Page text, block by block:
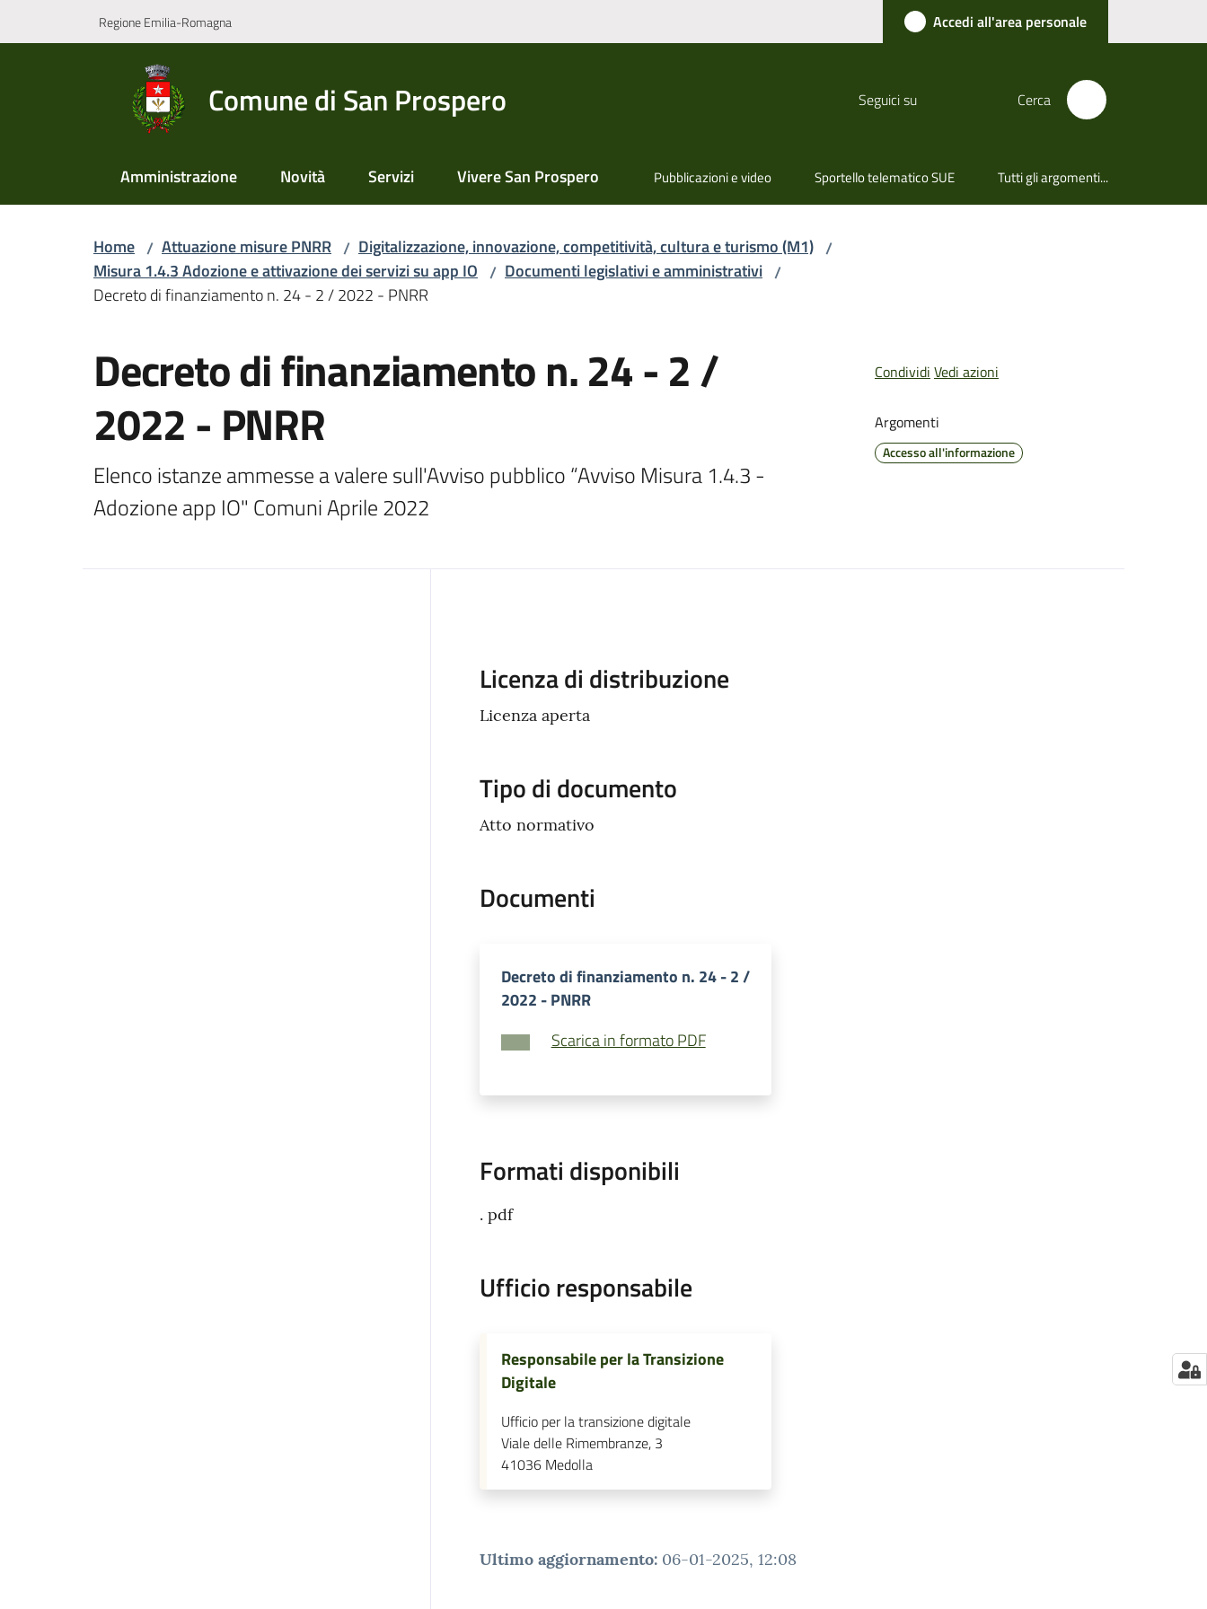
Regione Emilia-Romagna Accedi all'area personale
Comune di San Prospero Seguici su Cerca
Amministrazione Novità Servizi Vivere San Prospero Pubblicazioni e video Sportello telematico SUE Tutti gli argomenti...
Home / Attuazione misure PNRR / Digitalizzazione, innovazione, competitività, cultura e turismo (M1) /
Misura 1.4.3 Adozione e attivazione dei servizi su app IO / Documenti legislativi e amministrativi /
Decreto di finanziamento n. 24 - 2 / 2022 - PNRR
Decreto di finanziamento n. 24 - 2 /
2022 - PNRR
Elenco istanze ammesse a valere sull'Avviso pubblico “Avviso Misura 1.4.3 -
Adozione app IO" Comuni Aprile 2022
Condividi Vedi azioni
Argomenti
Accesso all'informazione
Descrizione
Licenza di distribuzione
Licenza aperta
Tipo di documento
Atto normativo
Documenti
Decreto di finanziamento n. 24 - 2 /
2022 - PNRR
Scarica in formato PDF
Formati disponibili
. pdf
Ufficio responsabile
Responsabile per la Transizione
Digitale
Ufficio per la transizione digitale
Viale delle Rimembranze, 3
41036 Medolla
Ultimo aggiornamento: 06-01-2025, 12:08